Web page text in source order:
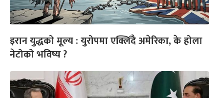
इरान युद्धको मूल्य : युरोपमा एक्लिँदै अमेरिका, के होला
नेटोको भविष्य ?